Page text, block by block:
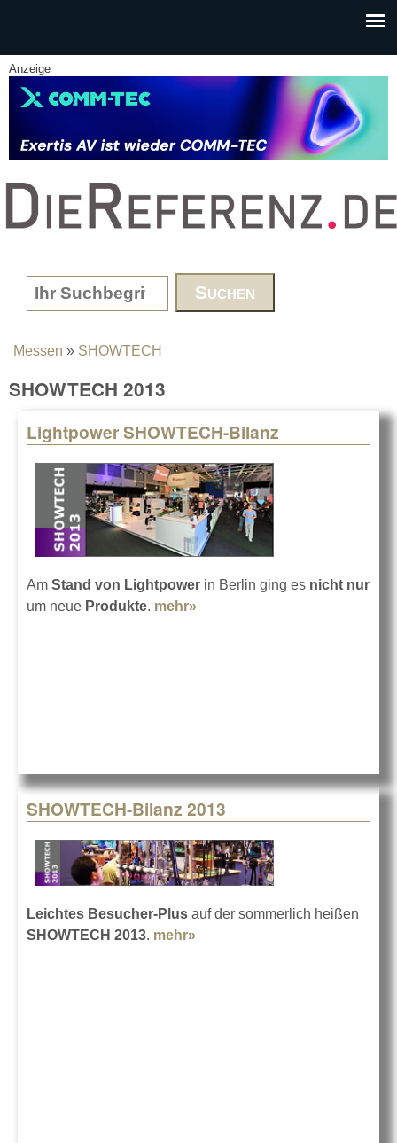
Anzeige
www.DieReferenz.de
Search form
You are here
Messen » SHOWTECH
SHOWTECH 2013
Lightpower SHOWTECH-Bilanz
Am Stand von Lightpower in Berlin ging es nicht nur
um neue Produkte. mehr»
SHOWTECH-Bilanz 2013
Leichtes Besucher-Plus auf der sommerlich heißen
SHOWTECH 2013. mehr»
Pages